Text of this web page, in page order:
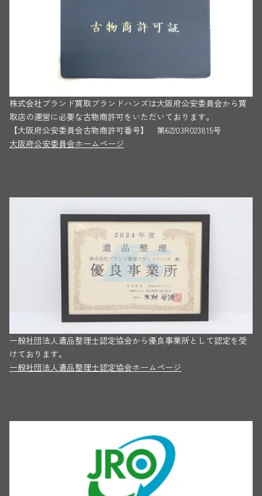
株式会社ブランド買取ブランドハンズは大阪府公安委員会から買
取店の運営に必要な古物商許可をいただいております。
【大阪府公安委員会古物商許可番号】 第62203R023815号
大阪府公安委員会ホームページ
一般社団法人遺品整理士認定協会から優良事業所として認定を受
けております。
一般社団法人遺品整理士認定協会ホームページ